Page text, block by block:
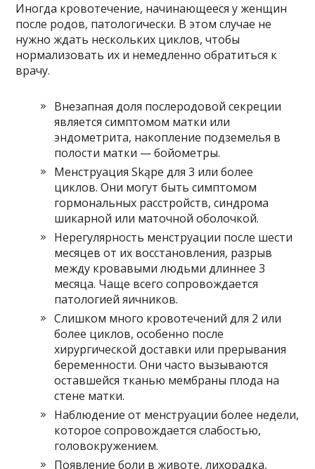
Иногда кровотечение, начинающееся у женщин
после родов, патологически. В этом случае не
нужно ждать нескольких циклов, чтобы
нормализовать их и немедленно обратиться к
врачу.
Внезапная доля послеродовой секреции
является симптомом матки или
эндометрита, накопление подземелья в
полости матки — бойометры.
Менструация Skąpe для 3 или более
циклов. Они могут быть симптомом
гормональных расстройств, синдрома
шикарной или маточной оболочкой.
Нерегулярность менструации после шести
месяцев от их восстановления, разрыв
между кровавыми людьми длиннее 3
месяца. Чаще всего сопровождается
патологией яичников.
Слишком много кровотечений для 2 или
более циклов, особенно после
хирургической доставки или прерывания
беременности. Они часто вызываются
оставшейся тканью мембраны плода на
стене матки.
Наблюдение от менструации более недели,
которое сопровождается слабостью,
головокружением.
Появление боли в животе, лихорадка,